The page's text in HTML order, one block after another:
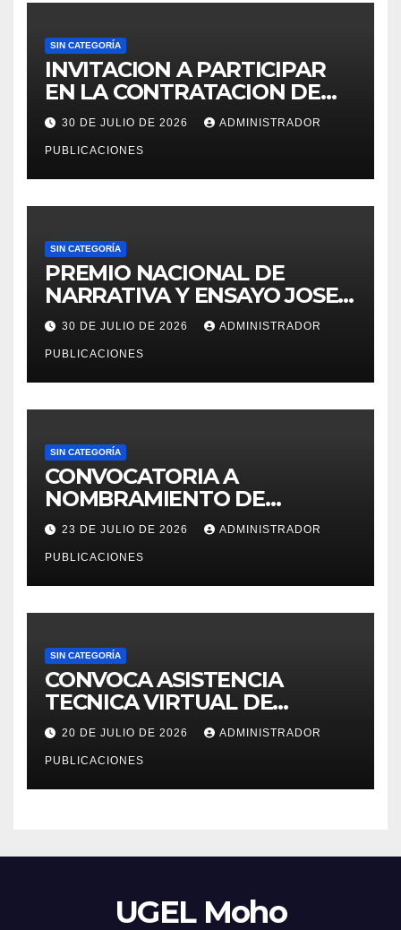
SIN CATEGORÍA
INVITACION A PARTICIPAR
EN LA CONTRATACION DE
SERVICIO DE ESPECIALISTA
EN RECURSOS HUMANOS
PARA LA OFICINA DE
ADMINISTRACION DE
PERSONAL – UGEL MOHO.
30 DE JULIO DE 2026 ADMINISTRADOR
PUBLICACIONES
SIN CATEGORÍA
PREMIO NACIONAL DE
NARRATIVA Y ENSAYO JOSE
MARIA ARGUEDAS
30 DE JULIO DE 2026 ADMINISTRADOR
PUBLICACIONES
SIN CATEGORÍA
CONVOCATORIA A
NOMBRAMIENTO DE
PERSONAL DEL DECRETO
LEGISLATIVO 276 – 2026
23 DE JULIO DE 2026 ADMINISTRADOR
PUBLICACIONES
SIN CATEGORÍA
CONVOCA ASISTENCIA
TECNICA VIRTUAL DE
«EJERCICIOS DEL CENSO
EDUCATIVO – 2026»
20 DE JULIO DE 2026 ADMINISTRADOR
PUBLICACIONES
UGEL Moho